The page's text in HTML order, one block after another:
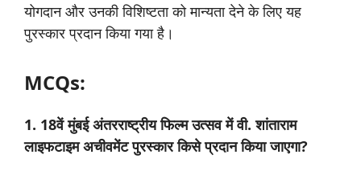
योगदान और उनकी विशिष्टता को मान्यता देने के लिए यह
पुरस्कार प्रदान किया गया है।
MCQs:
1. 18वें मुंबई अंतरराष्ट्रीय फिल्म उत्सव में वी.शांताराम
लाइफटाइम अचीवमेंट पुरस्कार किसे प्रदान किया जाएगा?